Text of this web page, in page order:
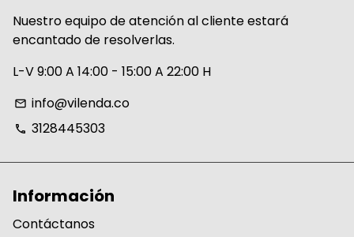
Nuestro equipo de atención al cliente estará
encantado de resolverlas.
L-V 9:00 A 14:00 - 15:00 A 22:00 H
email info@vilenda.co
phone 3128445303
Información
Contáctanos